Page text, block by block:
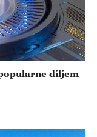
diljem